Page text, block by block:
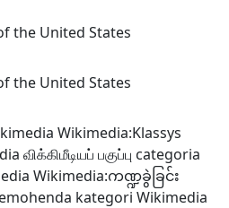
the United States
the United States
Wikimedia:Klassys
விக்கிமீடியப் பகுப்பு categoria
Wikimedia:ကဏ္ဍခွဲခြင်း
kategori Wikimedia